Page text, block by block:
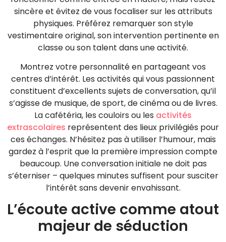
sincère et évitez de vous focaliser sur les attributs
physiques. Préférez remarquer son style
vestimentaire original, son intervention pertinente en
classe ou son talent dans une activité.
Montrez votre personnalité en partageant vos
centres d’intérêt. Les activités qui vous passionnent
constituent d’excellents sujets de conversation, qu’il
s’agisse de musique, de sport, de cinéma ou de livres.
La cafétéria, les couloirs ou les activités
extrascolaires représentent des lieux privilégiés pour
ces échanges. N’hésitez pas à utiliser l’humour, mais
gardez à l’esprit que la première impression compte
beaucoup. Une conversation initiale ne doit pas
s’éterniser – quelques minutes suffisent pour susciter
l’intérêt sans devenir envahissant.
L’écoute active comme atout
majeur de séduction